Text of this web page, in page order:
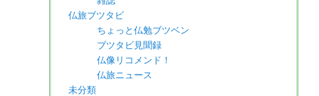
仏旅ブツタビ
ちょっと仏勉ブツベン
ブツタビ見聞録
仏像リコメンド！
仏旅ニュース
未分類